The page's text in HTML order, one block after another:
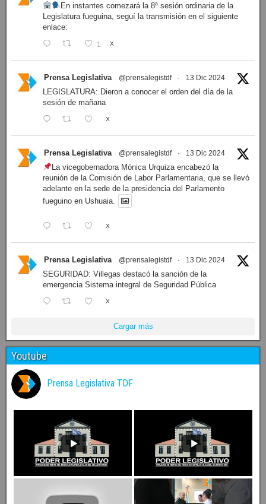
En instantes comezará la 8ª sesión ordinaria de la
Legislatura fueguina, seguí la transmisión en el siguiente
enlace:
1 X
Prensa Legislativa @prensalegistdf · 13 Dic 2024
LEGISLATURA: Dieron a conocer el orden del día de la
sesión de mañana
X
Prensa Legislativa @prensalegistdf · 13 Dic 2024
La vicegobernadora Mónica Urquiza encabezó la
reunión de la Comisión de Labor Parlamentaria, que se llevó
adelante en la sede de la presidencia del Parlamento
fueguino en Ushuaia.
X
Prensa Legislativa @prensalegistdf · 13 Dic 2024
SEGURIDAD: Villegas destacó la sanción de la
emergencia Sistema integral de Seguridad Pública
X
Cargar más
Youtube
Prensa Legislativa TDF